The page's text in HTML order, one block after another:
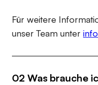
Für weitere
unser Team unter
02 Was brauche